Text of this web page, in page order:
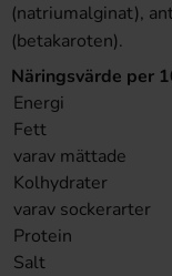
(natriumalginat),
(betakaroten).
Näringsvärde per
Energi
Fett
varav mättade
Kolhydrater
varav sockerarter
Protein
Salt